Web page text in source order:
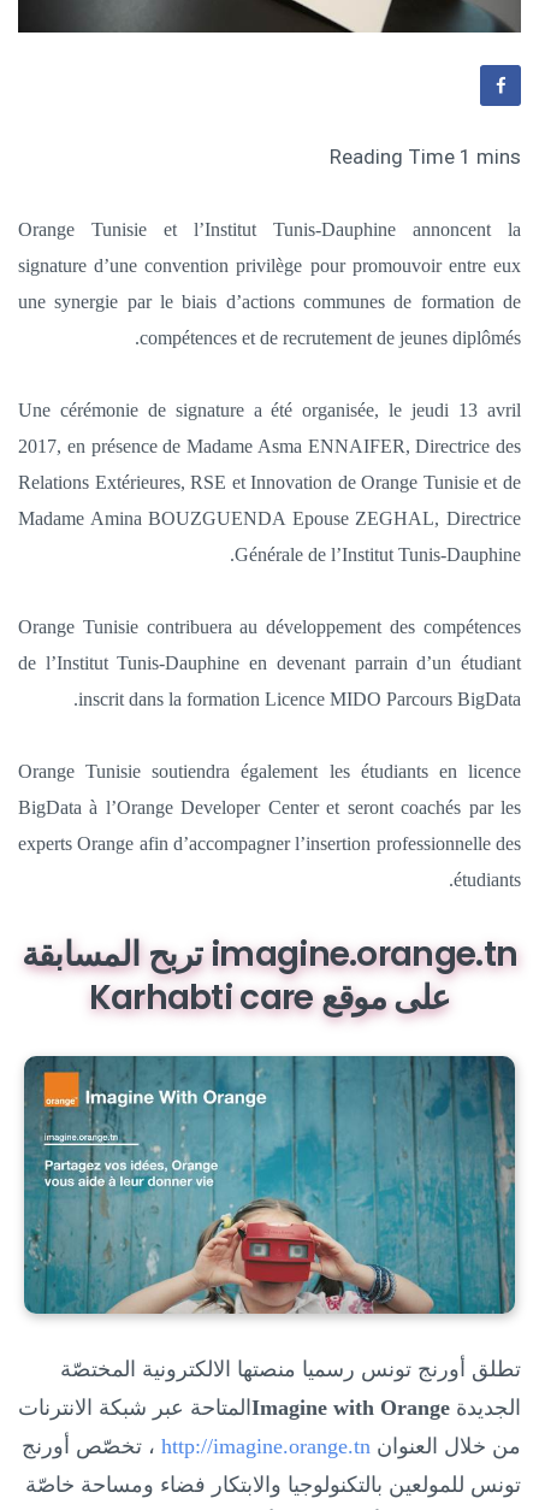
Orange Tunisie et l’Institut Tunis-Dauphine annoncent la
signature d’une convention privilège pour promouvoir entre eux
une synergie par le biais d’actions communes de formation de
compétences et de recrutement de jeunes diplômés.
Une cérémonie de signature a été organisée, le jeudi 13 avril
2017, en présence de Madame Asma ENNAIFER, Directrice des
Relations Extérieures, RSE et Innovation de Orange Tunisie et de
Madame Amina BOUZGUENDA Epouse ZEGHAL, Directrice
Générale de l’Institut Tunis-Dauphine.
Orange Tunisie contribuera au développement des compétences
de l’Institut Tunis-Dauphine en devenant parrain d’un étudiant
inscrit dans la formation Licence MIDO Parcours BigData.
Orange Tunisie soutiendra également les étudiants en licence
BigData à l’Orange Developer Center et seront coachés par les
experts Orange afin d’accompagner l’insertion professionnelle des
étudiants.
imagine.orange.tn تربح المسابقة
على موقع Karhabti care
تطلق أورنج تونس رسميا منصتها الالكترونية المختصّة
الجديدة Imagine with Orange المتاحة عبر شبكة الانترنات
من خلال العنوان http://imagine.orange.tn ، تخصّص أورنج
تونس للمولعين بالتكنولوجيا والابتكار فضاء ومساحة خاصّة